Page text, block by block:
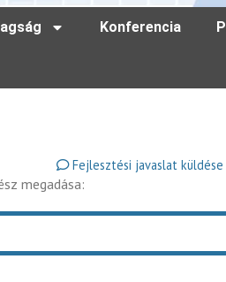
Konferencia
Fejlesztési javaslat küldése
megadása: